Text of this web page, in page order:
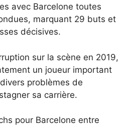
avec Barcelone toutes
marquant 29 buts et
décisives.
sur la scène en 2019,
un joueur important
problèmes de
sa carrière.
pour Barcelone entre